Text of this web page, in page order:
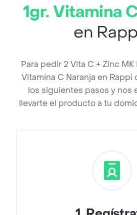
1gr. Vitamina
en
Para pedir 2 Vita C + Zinc
Vitamina C Naranja en
los siguientes pasos y nos
llevarte el producto a tu